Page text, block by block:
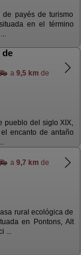
payés de turismo
en el término
de
a 9,5 km de
pueblo del siglo XIX,
encanto de antaño
a 9,7 km de
rural ecológica de
en Pontons, Alt
...